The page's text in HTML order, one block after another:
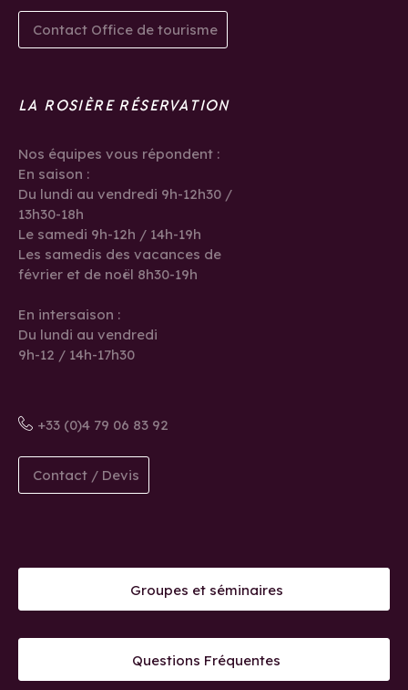
Contact Office de tourisme
LA ROSIÈRE RÉSERVATION
Nos équipes vous répondent :
En saison :
Du lundi au vendredi 9h-12h30 /
13h30-18h
Le samedi 9h-12h / 14h-19h
Les samedis des vacances de
février et de noël 8h30-19h
En intersaison :
Du lundi au vendredi
9h-12 / 14h-17h30
+33 (0)4 79 06 83 92
Contact / Devis
Groupes et séminaires
Questions Fréquentes